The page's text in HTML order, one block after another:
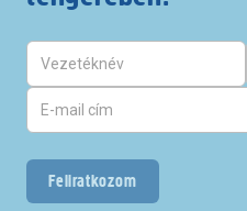
Feliratkozom